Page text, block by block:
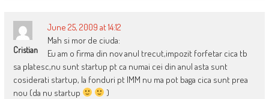
Cristian
June 25, 2009 at 14:12
Mah si mor de ciuda:
Eu am o firma din nov anul trecut,impozit forfetar cica tb
sa platesc,nu sunt startup pt ca numai cei din anul asta sunt
cosiderati startup, la fonduri pt IMM nu ma pot baga cica sunt prea
nou (da nu startup
)